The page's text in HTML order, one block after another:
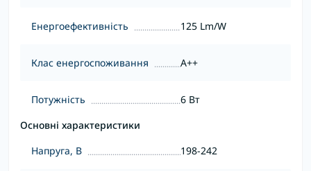
Енергоефективність 125 Lm/W
Клас енергоспоживання A++
Потужність
6 Вт
Основні характеристики
Напруга, В
198-242